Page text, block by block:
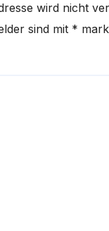
wird nicht
sind mit *